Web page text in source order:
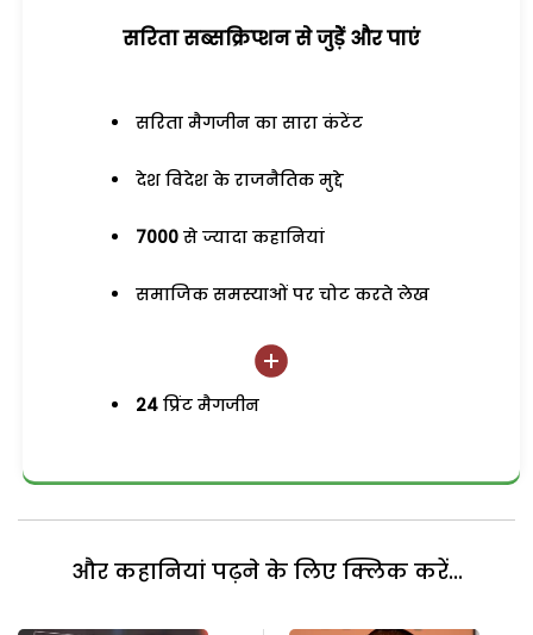
सरिता सब्सक्रिप्शन से जुड़ेें और पाएं
सरिता मैगजीन का सारा कंटेंट
देश विदेश के राजनैतिक मुद्दे
7000 से ज्यादा कहानियां
समाजिक समस्याओं पर चोट करते लेख
24 प्रिंट मैगजीन
और कहानियां पढ़ने के लिए क्लिक करें...